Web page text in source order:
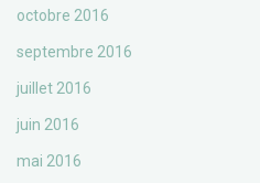
octobre 2016
septembre 2016
juillet 2016
juin 2016
mai 2016